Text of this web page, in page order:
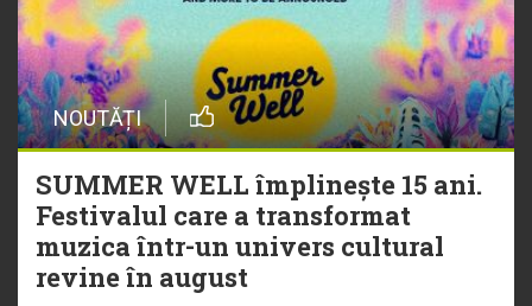
NOUTĂȚI
SUMMER WELL împlinește 15 ani.
Festivalul care a transformat
muzica într-un univers cultural
revine în august